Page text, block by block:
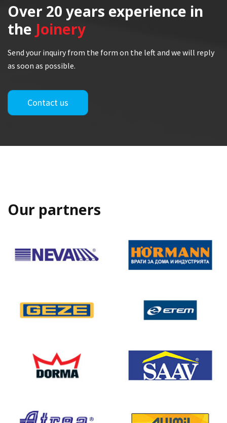
Over 20 years experience in
the Joinery
Send your inquiry from the form on the left and we will reply
as soon as possible.
Contact us
Our partners